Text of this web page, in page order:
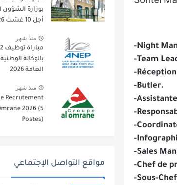
-Night
-Team
-
-Butler.
-
-
-
-
-Sales
-Chef de
-Sous-
بوزارة الشؤون
أجل 10 غشت 2026
منذ شهر
بالوكالة
العامة 2026
منذ شهر
Recrutement
2026 (5
Postes)
مواقع التواصل الإجتماعي